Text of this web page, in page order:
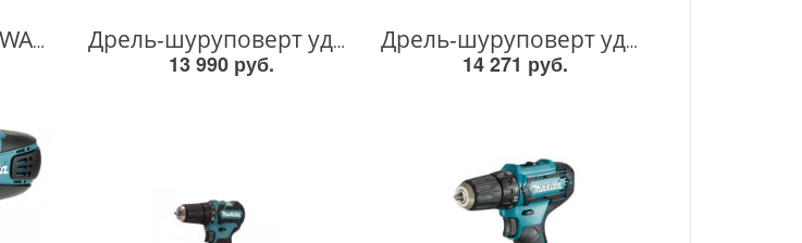
Дрель акк HP333DWAE HP333DWAE Дрель-шуруповерт ударная аккум. G-серия, 18В, 13мм, 42/24Нм (2х1,5Ач, з/у) HP488DWE HP488DWE
13 990 руб.
Дрель-шуруповерт ударная аккум. G-серия, 18В, 13мм, 42/24Нм (2х1,5Ач, з/у) HP488D002 HP488D002
14 271 руб.